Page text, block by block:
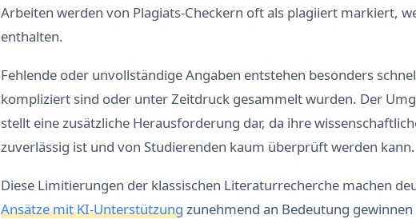
Arbeiten werden von Plagiats-Checkern oft als plagiiert markiert,
enthalten.
Fehlende oder unvollständige Angaben entstehen besonders
kompliziert sind oder unter Zeitdruck gesammelt wurden. Der
stellt eine zusätzliche Herausforderung dar, da ihre
zuverlässig ist und von Studierenden kaum überprüft werden kann.
Diese Limitierungen der klassischen Literaturrecherche machen
Ansätze mit KI-Unterstützung zunehmend an Bedeutung